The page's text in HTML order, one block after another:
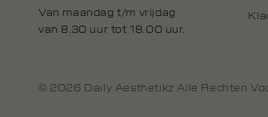
Van maandag t/m vrijdag
van 8.30 uur tot 18.00 uur.
© 2026 Daily Aesthetikz Alle Rechten